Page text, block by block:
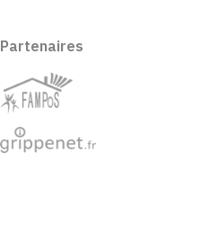
Partenaires